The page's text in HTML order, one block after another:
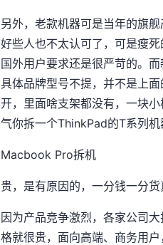
另外，老款机器可是当年的旗
好些人也不太认可了，可是瘦
国外用户要求还是很严苛的。
具体品牌型号不提，并不是上
开，里面啥支架都没有，一块
气你拆一个ThinkPad的T系列
Macbook Pro拆机
贵，是有原因的，一分钱一分
因为产品竞争激烈，各家公司
格就很贵，面向高端、商务用